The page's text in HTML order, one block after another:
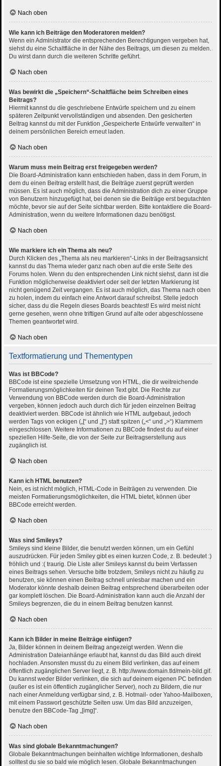
Nach oben
Wie kann ich Beiträge den Moderatoren melden?
Wenn ein Administrator die entsprechenden Berechtigungen vergeben hat,
siehst du eine Schaltfläche in der Nähe des Beitrags, um diesen zu melden.
Du wirst dann durch die weiteren Schritte geführt.
Nach oben
Was bewirkt die „Speichern“-Schaltfläche beim Schreiben eines
Beitrags?
Hiermit kannst du die geschriebene Entwürfe speichern und zu einem
späteren Zeitpunkt vervollständigen und absenden. Den gesicherten
Beitrag kannst du mit der Funktion „Gespeicherte Entwürfe verwalten“ in
deinem persönlichen Bereich erneut laden.
Nach oben
Warum muss mein Beitrag erst freigegeben werden?
Die Board-Administration kann entschieden haben, dass in dem Forum, in
dem du einen Beitrag erstellt hast, die Beiträge zuerst geprüft werden
müssen. Es ist auch möglich, dass die Administration dich zu einer Gruppe
von Benutzern hinzugefügt hat, bei denen sie die Beiträge erst begutachten
möchte, bevor sie auf der Seite sichtbar werden. Bitte kontaktiere die Board-
Administration, wenn du weitere Informationen dazu benötigst.
Nach oben
Wie markiere ich ein Thema als neu?
Durch Klicken des „Thema als neu markieren“-Links in der Beitragsansicht
kannst du das Thema wieder ganz nach oben auf die erste Seite des
Forums holen. Wenn du den entsprechenden Link nicht siehst, dann ist die
Funktion möglicherweise deaktiviert oder seit der letzten Markierung ist
nicht genügend Zeit vergangen. Es ist auch möglich, das Thema nach oben
zu holen, indem du einfach eine Antwort darauf schreibst. Stelle jedoch
sicher, dass du die Regeln dieses Boards beachtest! Es wird meist nicht
gerne gesehen, wenn ohne triftigen Grund auf alte oder abgeschlossene
Themen geantwortet wird.
Nach oben
Textformatierung und Thementypen
Was ist BBCode?
BBCode ist eine spezielle Umsetzung von HTML, die dir weitreichende
Formatierungsmöglichkeiten für deinen Text gibt. Die Rechte zur
Verwendung von BBCode werden durch die Board-Administration
vergeben, können jedoch auch durch dich für jeden einzelnen Beitrag
deaktiviert werden. BBCode ist ähnlich wie HTML aufgebaut, jedoch
werden Tags von eckigen („[“ und „]“) statt spitzen („<“ und „>“) Klammern
eingeschlossen. Weitere Informationen zu BBCode findest du auf einer
speziellen Hilfe-Seite, die von der Seite zur Beitragserstellung aus
zugänglich ist.
Nach oben
Kann ich HTML benutzen?
Nein, es ist nicht möglich, HTML-Code in Beiträgen zu verwenden. Die
meisten Formatierungsmöglichkeiten, die HTML bietet, können über
BBCode erreicht werden.
Nach oben
Was sind Smileys?
Smileys sind kleine Bilder, die benutzt werden können, um ein Gefühl
auszudrücken. Für jeden Smiley gibt es einen kurzen Code, z. B. bedeutet :)
fröhlich und :( traurig. Die Liste aller Smileys kannst du beim Verfassen
eines Beitrags sehen. Versuche bitte trotzdem, Smileys nicht zu häufig zu
benutzen, sie können einen Beitrag schnell unlesbar machen und ein
Moderator könnte deshalb deinen Beitrag entsprechend überarbeiten oder
gar komplett löschen. Die Board-Administration kann auch die Anzahl der
Smileys begrenzen, die du in einem Beitrag benutzen kannst.
Nach oben
Kann ich Bilder in meine Beiträge einfügen?
Ja, Bilder können in deinem Beitrag angezeigt werden. Wenn die
Administration Dateianhänge erlaubt hat, kannst du das Bild auch direkt
hochladen. Ansonsten musst du zu einem Bild verlinken, das auf einem
öffentlich zugänglichen Server liegt, z. B. http://www.domain.tld/mein-bild.gif.
Du kannst weder Bilder verlinken, die sich auf deinem eigenen PC befinden
(außer es ist ein öffentlich zugänglicher Server), noch zu Bildern, die nur
nach einer Anmeldung verfügbar sind, z. B. Hotmail- oder Yahoo-Mailboxen,
mit einem Passwort geschützte Seiten usw. Um das Bild anzuzeigen,
benutze den BBCode-Tag „[img]“.
Nach oben
Was sind globale Bekanntmachungen?
Globale Bekanntmachungen beinhalten wichtige Informationen, deshalb
solltest du sie so bald wie möglich lesen. Globale Bekanntmachungen